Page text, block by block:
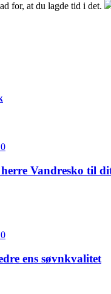
for, at du lagde tid i det.
0
Vandresko til
0
ens søvnkvalitet